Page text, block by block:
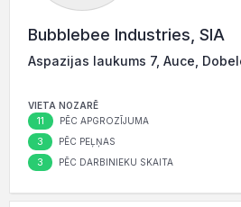
Bubblebee Industries, SIA
Aspazijas laukums 7, Auce,
VIETA NOZARĒ
11 PĒC APGROZĪJUMA
3 PĒC PEĻŅAS
3 PĒC DARBINIEKU SKAITA